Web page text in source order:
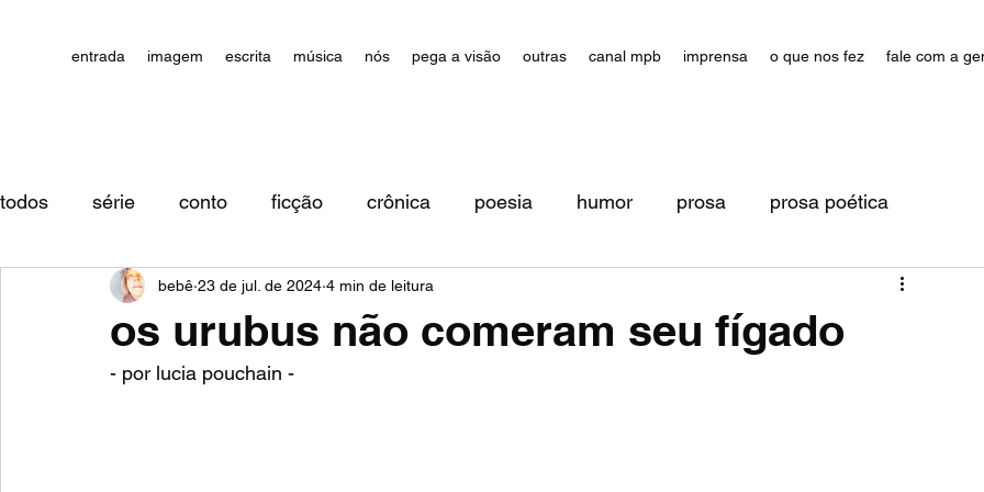
entrada imagem escrita música nós pega a visão outras canal mpb imprensa o que nos fez fale com a
todos série conto ficção crônica poesia humor prosa prosa poética
impressões/comentários
os urubus não comeram seu fígado
bebê 23 de jul. de 2024 4 min de leitura
- por lucia pouchain -